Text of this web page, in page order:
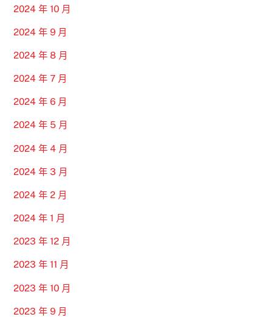
2024 年 10 月
2024 年 9 月
2024 年 8 月
2024 年 7 月
2024 年 6 月
2024 年 5 月
2024 年 4 月
2024 年 3 月
2024 年 2 月
2024 年 1 月
2023 年 12 月
2023 年 11 月
2023 年 10 月
2023 年 9 月